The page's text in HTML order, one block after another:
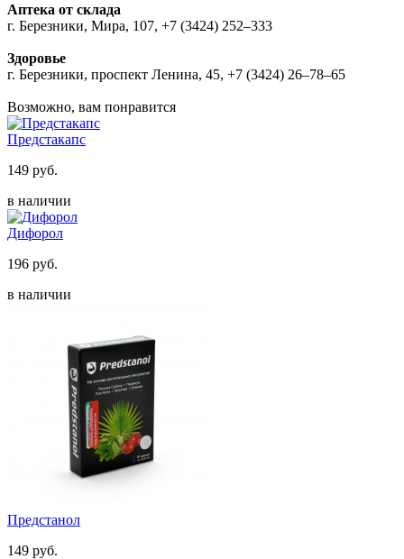
Аптека от склада
г. Березники, Мира, 107, +7 (3424) 252‒333
Здоровье
г. Березники, проспект Ленина, 45, +7 (3424) 26‒78‒65
Возможно, вам понравится
Предстакапс
149 руб.
в наличии
Дифорол
196 руб.
в наличии
Предстанол
149 руб.